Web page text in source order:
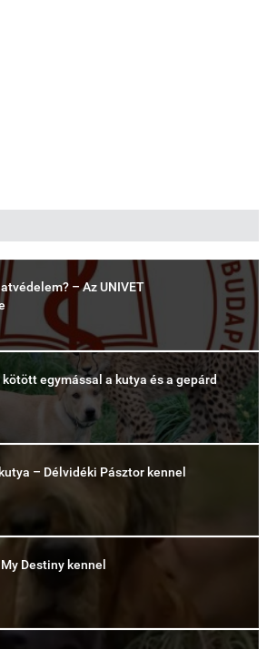
– Az UNIVET
egymással a kutya és a gepárd
– Délvidéki Pásztor kennel
Destiny kennel